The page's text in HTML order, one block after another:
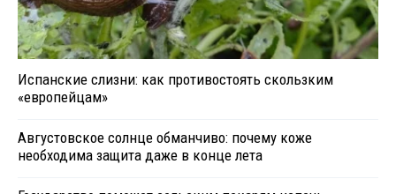
Испанские слизни: как противостоять скользким
«европейцам»
Августовское солнце обманчиво: почему коже
необходима защита даже в конце лета